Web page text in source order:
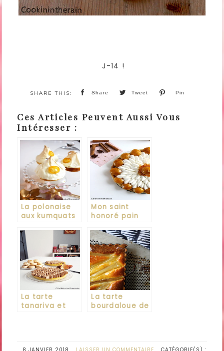
J-14 !
Share Tweet Pin
Ces Articles Peuvent Aussi Vous
Intéresser :
La polonaise
aux kumquats
Michalak
Mon saint
honoré pain
orange
La tarte
tanariva et
La tarte
bourdaloue de